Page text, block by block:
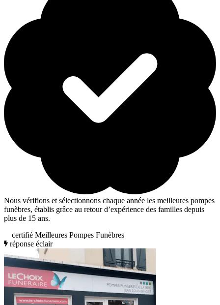
Nous vérifions et sélectionnons chaque année les meilleures pompes
funèbres, établis grâce au retour d’expérience des familles depuis
plus de 15 ans.
certifié Meilleures Pompes Funèbres
réponse éclair